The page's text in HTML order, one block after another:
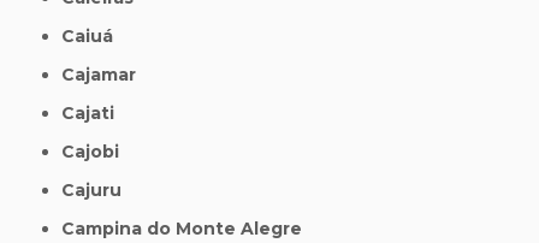
Caiuá
Cajamar
Cajati
Cajobi
Cajuru
Campina do Monte Alegre